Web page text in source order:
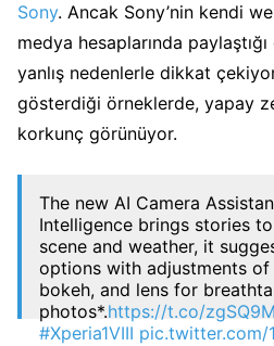
Sony. Ancak Sony’nin kendi
medya hesaplarında
yanlış nedenlerle dikkat
gösterdiği örneklerde, yapay
korkunç görünüyor.
The new AI Camera
Intelligence brings stories
scene and weather, it
options with adjustments of
bokeh, and lens for
photos*.https://t.co/
#Xperia1VIII pic.twitter.com/